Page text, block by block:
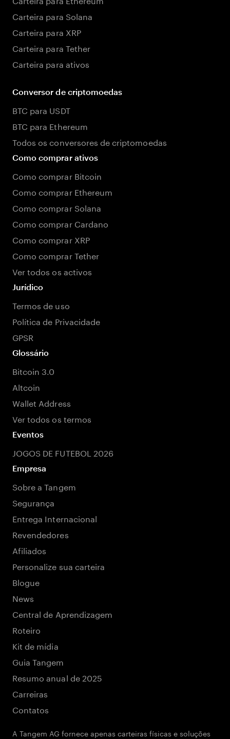
Carteira para Solana
Carteira para XRP
Carteira para Tether
Carteira para ativos
Conversor de criptomoedas
BTC para USDT
BTC para Ethereum
Todos os conversores de criptomoedas
Como comprar ativos
Como comprar Bitcoin
Como comprar Ethereum
Como comprar Solana
Como comprar Cardano
Como comprar XRP
Como comprar Tether
Ver todos os activos
Jurídico
Termos de uso
Política de Privacidade
GPSR
Glossário
Bitcoin 3.0
Altcoin
Wallet Address
Ver todos os termos
Eventos
JOGOS DE FUTEBOL 2026
Empresa
Sobre a Tangem
Segurança
Entrega Internacional
Revendedores
Afiliados
Personalize sua carteira
Blogue
News
Central de Aprendizagem
Roteiro
Kit de mídia
Guia Tangem
Resumo anual de 2025
Carreiras
Contatos
A Tangem AG fornece apenas carteiras físicas e soluções